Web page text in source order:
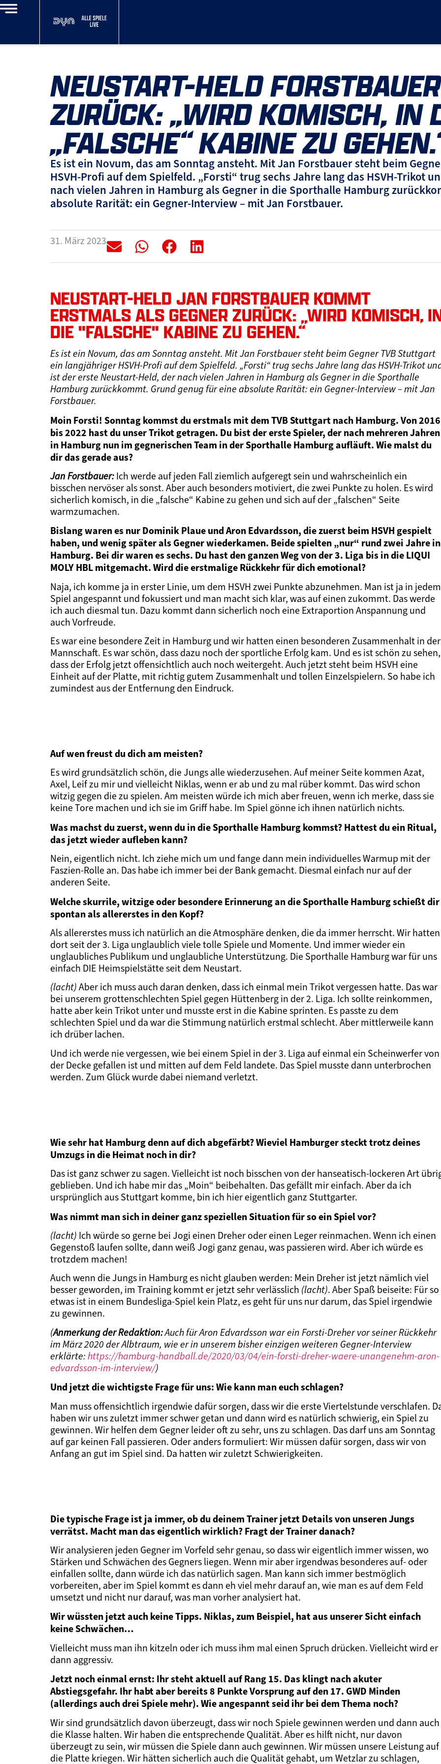
NEUSTART-HELD
ZURÜCK: „WIRD KOMISCH, IN
„FALSCHE“ KABINE ZU
Es ist ein Novum, das am Sonntag ansteht. Mit Jan Forstbauer steht beim
HSVH-Profi auf dem Spielfeld. „Forsti“ trug sechs Jahre lang das HSVH-Trikot
nach vielen Jahren in Hamburg als Gegner in die Sporthalle Hamburg
absolute Rarität: ein Gegner-Interview – mit Jan Forstbauer.
31. März 2023
NEUSTART-HELD JAN FORSTBAUER KOMMT
ERSTMALS ALS GEGNER ZURÜCK: „WIRD KOMISCH,
DIE "FALSCHE" KABINE ZU GEHEN.“
Es ist ein Novum, das am Sonntag ansteht. Mit Jan Forstbauer steht beim Gegner TVB Stuttgart
ein langjähriger HSVH-Profi auf dem Spielfeld. „Forsti“ trug sechs Jahre lang das HSVH-Trikot
ist der erste Neustart-Held, der nach vielen Jahren in Hamburg als Gegner in die Sporthalle
Hamburg zurückkommt. Grund genug für eine absolute Rarität: ein Gegner-Interview – mit Jan
Forstbauer.
Moin Forsti! Sonntag kommst du erstmals mit dem TVB Stuttgart nach Hamburg. Von 2016
bis 2022 hast du unser Trikot getragen. Du bist der erste Spieler, der nach mehreren Jahren
in Hamburg nun im gegnerischen Team in der Sporthalle Hamburg aufläuft. Wie malst du
dir das gerade aus?
Jan Forstbauer: Ich werde auf jeden Fall ziemlich aufgeregt sein und wahrscheinlich ein
bisschen nervöser als sonst. Aber auch besonders motiviert, die zwei Punkte zu holen. Es wird
sicherlich komisch, in die „falsche“ Kabine zu gehen und sich auf der „falschen“ Seite
warmzumachen.
Bislang waren es nur Dominik Plaue und Aron Edvardsson, die zuerst beim HSVH gespielt
haben, und wenig später als Gegner wiederkamen. Beide spielten „nur“ rund zwei Jahre in
Hamburg. Bei dir waren es sechs. Du hast den ganzen Weg von der 3. Liga bis in die LIQUI
MOLY HBL mitgemacht. Wird die erstmalige Rückkehr für dich emotional?
Naja, ich komme ja in erster Linie, um dem HSVH zwei Punkte abzunehmen. Man ist ja in jedem
Spiel angespannt und fokussiert und man macht sich klar, was auf einen zukommt. Das werde
ich auch diesmal tun. Dazu kommt dann sicherlich noch eine Extraportion Anspannung und
auch Vorfreude.
Es war eine besondere Zeit in Hamburg und wir hatten einen besonderen Zusammenhalt in der
Mannschaft. Es war schön, dass dazu noch der sportliche Erfolg kam. Und es ist schön zu sehen,
dass der Erfolg jetzt offensichtlich auch noch weitergeht. Auch jetzt steht beim HSVH eine
Einheit auf der Platte, mit richtig gutem Zusammenhalt und tollen Einzelspielern. So habe ich
zumindest aus der Entfernung den Eindruck.
Auf wen freust du dich am meisten?
Es wird grundsätzlich schön, die Jungs alle wiederzusehen. Auf meiner Seite kommen Azat,
Axel, Leif zu mir und vielleicht Niklas, wenn er ab und zu mal rüber kommt. Das wird schon
witzig gegen die zu spielen. Am meisten würde ich mich aber freuen, wenn ich merke, dass sie
keine Tore machen und ich sie im Griff habe. Im Spiel gönne ich ihnen natürlich nichts.
Was machst du zuerst, wenn du in die Sporthalle Hamburg kommst? Hattest du ein Ritual,
das jetzt wieder aufleben kann?
Nein, eigentlich nicht. Ich ziehe mich um und fange dann mein individuelles Warmup mit der
Faszien-Rolle an. Das habe ich immer bei der Bank gemacht. Diesmal einfach nur auf der
anderen Seite.
Welche skurrile, witzige oder besondere Erinnerung an die Sporthalle Hamburg schießt dir
spontan als allererstes in den Kopf?
Als allererstes muss ich natürlich an die Atmosphäre denken, die da immer herrscht. Wir hatten
dort seit der 3. Liga unglaublich viele tolle Spiele und Momente. Und immer wieder ein
unglaubliches Publikum und unglaubliche Unterstützung. Die Sporthalle Hamburg war für uns
einfach DIE Heimspielstätte seit dem Neustart.
(lacht) Aber ich muss auch daran denken, dass ich einmal mein Trikot vergessen hatte. Das war
bei unserem grottenschlechten Spiel gegen Hüttenberg in der 2. Liga. Ich sollte reinkommen,
hatte aber kein Trikot unter und musste erst in die Kabine sprinten. Es passte zu dem
schlechten Spiel und da war die Stimmung natürlich erstmal schlecht. Aber mittlerweile kann
ich drüber lachen.
Und ich werde nie vergessen, wie bei einem Spiel in der 3. Liga auf einmal ein Scheinwerfer von
der Decke gefallen ist und mitten auf dem Feld landete. Das Spiel musste dann unterbrochen
werden. Zum Glück wurde dabei niemand verletzt.
Wie sehr hat Hamburg denn auf dich abgefärbt? Wieviel Hamburger steckt trotz deines
Umzugs in die Heimat noch in dir?
Das ist ganz schwer zu sagen. Vielleicht ist noch bisschen von der hanseatisch-lockeren Art
geblieben. Und ich habe mir das „Moin“ beibehalten. Das gefällt mir einfach. Aber da ich
ursprünglich aus Stuttgart komme, bin ich hier eigentlich ganz Stuttgarter.
Was nimmt man sich in deiner ganz speziellen Situation für so ein Spiel vor?
(lacht) Ich würde so gerne bei Jogi einen Dreher oder einen Leger reinmachen. Wenn ich einen
Gegenstoß laufen sollte, dann weiß Jogi ganz genau, was passieren wird. Aber ich würde es
trotzdem machen!
Auch wenn die Jungs in Hamburg es nicht glauben werden: Mein Dreher ist jetzt nämlich viel
besser geworden, im Training kommt er jetzt sehr verlässlich (lacht). Aber Spaß beiseite: Für so
etwas ist in einem Bundesliga-Spiel kein Platz, es geht für uns nur darum, das Spiel irgendwie
zu gewinnen.
(Anmerkung der Redaktion:Auch für Aron Edvardsson war ein Forsti-Dreher vor seiner Rückkehr
im März 2020 der Albtraum, wie er in unserem bisher einzigen weiteren Gegner-Interview
erklärte: https://hamburg-handball.de/2020/03/04/ein-forsti-dreher-waere-unangenehm-aron-
edvardsson-im-interview/)
Und jetzt die wichtigste Frage für uns: Wie kann man euch schlagen?
Man muss offensichtlich irgendwie dafür sorgen, dass wir die erste Viertelstunde verschlafen.
haben wir uns zuletzt immer schwer getan und dann wird es natürlich schwierig, ein Spiel zu
gewinnen. Wir helfen dem Gegner leider oft zu sehr, uns zu schlagen. Das darf uns am Sonntag
auf gar keinen Fall passieren. Oder anders formuliert: Wir müssen dafür sorgen, dass wir von
Anfang an gut im Spiel sind. Da hatten wir zuletzt Schwierigkeiten.
Die typische Frage ist ja immer, ob du deinem Trainer jetzt Details von unseren Jungs
verrätst. Macht man das eigentlich wirklich? Fragt der Trainer danach?
Wir analysieren jeden Gegner im Vorfeld sehr genau, so dass wir eigentlich immer wissen, wo
Stärken und Schwächen des Gegners liegen. Wenn mir aber irgendwas besonderes auf- oder
einfallen sollte, dann würde ich das natürlich sagen. Man kann sich immer bestmöglich
vorbereiten, aber im Spiel kommt es dann eh viel mehr darauf an, wie man es auf dem Feld
umsetzt und nicht nur darauf, was man vorher analysiert hat.
Wir wüssten jetzt auch keine Tipps. Niklas, zum Beispiel, hat aus unserer Sicht einfach
keine Schwächen…
Vielleicht muss man ihn kitzeln oder ich muss ihm mal einen Spruch drücken. Vielleicht wird er
dann aggressiv.
Jetzt noch einmal ernst: Ihr steht aktuell auf Rang 15. Das klingt nach akuter
Abstiegsgefahr. Ihr habt aber bereits 8 Punkte Vorsprung auf den 17. GWD Minden
(allerdings auch drei Spiele mehr). Wie angespannt seid ihr bei dem Thema noch?
Wir sind grundsätzlich davon überzeugt, dass wir noch Spiele gewinnen werden und dann auch
die Klasse halten. Wir haben die entsprechende Qualität. Aber es hilft nicht, nur davon
überzeugt zu sein, wir müssen die Spiele dann auch gewinnen. Wir müssen unsere Leistung auf
die Platte kriegen. Wir hätten sicherlich auch die Qualität gehabt, um Wetzlar zu schlagen,